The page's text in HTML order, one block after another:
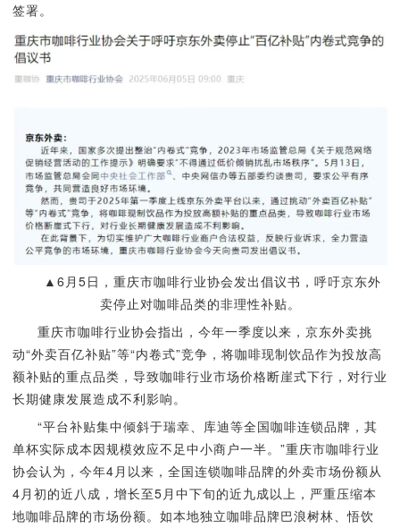
签署。
▲6月5日，重庆市咖啡行业协会发出倡议书，呼吁京东外
卖停止对咖啡品类的非理性补贴。
重庆市咖啡行业协会指出，今年一季度以来，京东外卖挑
动“外卖百亿补贴”等“内卷式”竞争，将咖啡现制饮品作为投放高
额补贴的重点品类，导致咖啡行业市场价格断崖式下行，对行业
长期健康发展造成不利影响。
“平台补贴集中倾斜于瑞幸、库迪等全国咖啡连锁品牌，其
单杯实际成本因规模效应不足中小商户一半。”重庆市咖啡行业
协会认为，今年4月以来，全国连锁咖啡品牌的外卖市场份额从
4月初的近八成，增长至5月中下旬的近九成以上，严重压缩本
地咖啡品牌的市场份额。如本地独立咖啡品牌巴浪树林、悟饮